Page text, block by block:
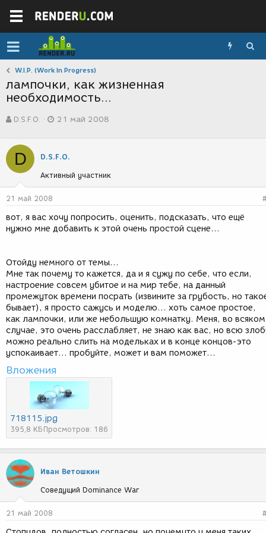
W.I.P. (Work In Progress)
лампочки, как жизненная
необходимость...
в
о
р
т
е
м
ы
D.S.F.O.
а
с
з
д
и
я
21 май 2008
D D.S.F.O.
Активный участник
21 май 2008
вот, я вас хочу попросить, оценить, подсказать, что ещё
нужно мне добавить к этой очень простой сцене...
Отойду немного от темы...
Мне так почему то кажется, да и я сужу по себе, что если,
настроение совсем убитое и на мир тебе, на данный
промежуток времени посрать (извините за грубость, но
бывает), я просто сажусь и моделю... хоть самое простое,
как лампочки, или же небольшую комнатку. Меня, во всяком
случае, это очень расслабляет, не знаю как вас, но всю
можно реально слить на модельках и в конце концов-это
успокаивает... пробуйте, может и вам поможет...
Вложения
718115.jpg
395,8 КБ Просмотров: 186
Иван Ветошкин
Соведущий Dominance War
21 май 2008